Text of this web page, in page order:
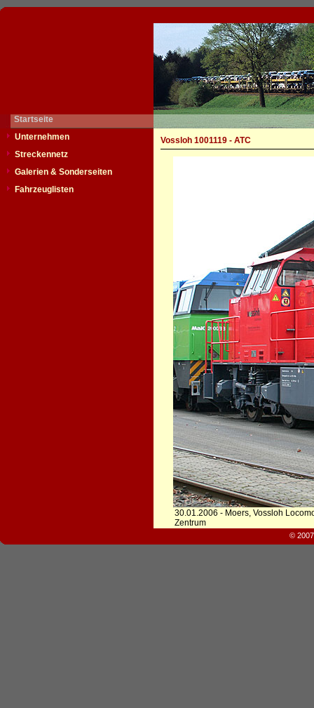
Startseite
Unternehmen
Streckennetz
Galerien & Sonderseiten
Fahrzeuglisten
Vossloh 1001119 - ATC
30.01.2006 - Moers, Vossloh
Zentrum
©